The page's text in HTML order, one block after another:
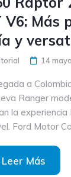
V6: Más
y
14
a
Ranger
la experiencia
Ford Motor
Leer Más